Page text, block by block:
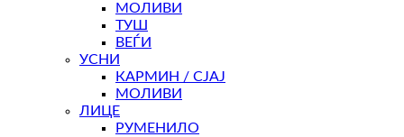
МОЛИВИ
ТУШ
ВЕЃИ
УСНИ
КАРМИН / СЈАЈ
МОЛИВИ
ЛИЦЕ
РУМЕНИЛО